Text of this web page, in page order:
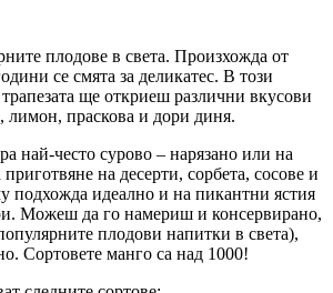
плодове в света. Произхожда от
се смята за деликатес. В този
ще откриеш различни вкусови
лимон, праскова и дори диня.
най-често сурово – нарязано или на
на десерти, сорбета, сосове и
подхожда идеално и на пикантни ястия
Можеш да го намериш и консервирано,
плодови напитки в света),
Сортовете манго са над 1000!